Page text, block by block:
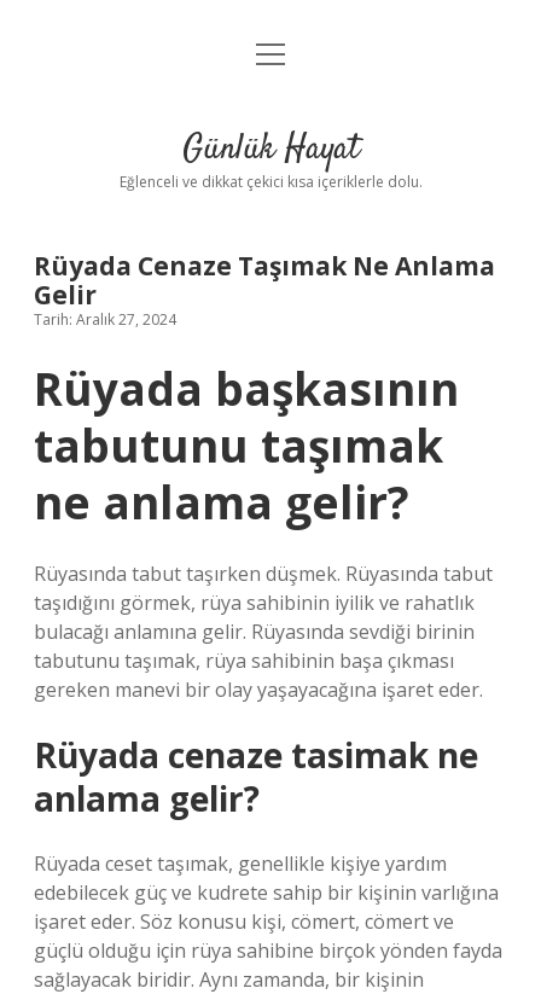
Anasayfa
Yasal Uyarı
menüyü
Günlük Hayat
Eğlenceli ve dikkat çekici kısa içeriklerle dolu.
Rüyada Cenaze Taşımak Ne Anlama
Gelir
Tarih: Aralık 27, 2024
Rüyada başkasının
tabutunu taşımak
ne anlama gelir?
Rüyasında tabut taşırken düşmek. Rüyasında tabut
taşıdığını görmek, rüya sahibinin iyilik ve rahatlık
bulacağı anlamına gelir. Rüyasında sevdiği birinin
tabutunu taşımak, rüya sahibinin başa çıkması
gereken manevi bir olay yaşayacağına işaret eder.
Rüyada cenaze tasimak ne
anlama gelir?
Rüyada ceset taşımak, genellikle kişiye yardım
edebilecek güç ve kudrete sahip bir kişinin varlığına
işaret eder. Söz konusu kişi, cömert, cömert ve
güçlü olduğu için rüya sahibine birçok yönden fayda
sağlayacak biridir. Aynı zamanda, bir kişinin